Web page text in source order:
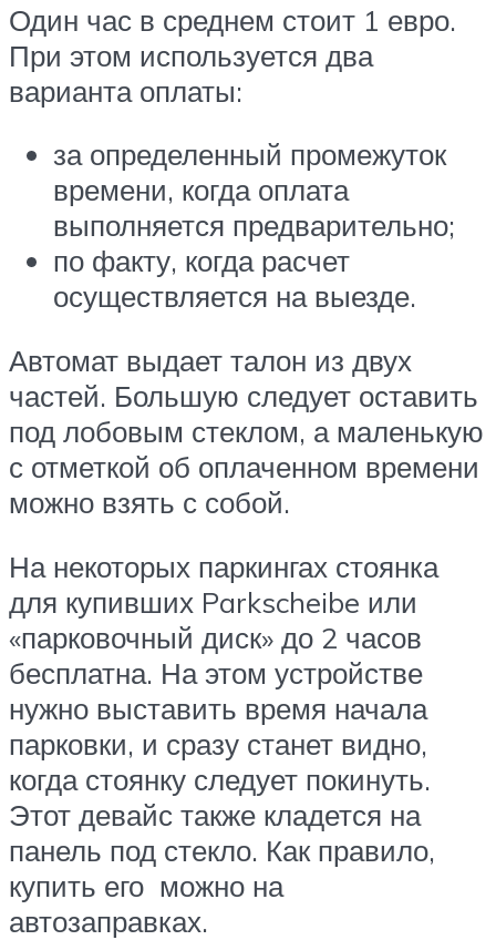
Один час в среднем стоит 1 евро.
При этом используется два
варианта оплаты:
за определенный промежуток
времени, когда оплата
выполняется предварительно;
по факту, когда расчет
осуществляется на выезде.
Автомат выдает талон из двух
частей. Большую следует оставить
под лобовым стеклом, а маленькую
с отметкой об оплаченном времени
можно взять с собой.
На некоторых паркингах стоянка
для купивших Parkscheibe или
«парковочный диск» до 2 часов
бесплатна. На этом устройстве
нужно выставить время начала
парковки, и сразу станет видно,
когда стоянку следует покинуть.
Этот девайс также кладется на
панель под стекло. Как правило,
купить его можно на
автозаправках.